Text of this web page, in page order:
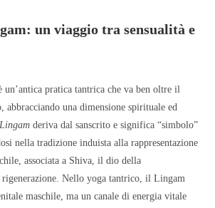
un viaggio tra sensualità e
un’antica pratica tantrica che va ben oltre il
abbracciando una dimensione spirituale ed
Lingam deriva dal sanscrito e significa “simbolo”
nella tradizione induista alla rappresentazione
associata a Shiva, il dio della
rigenerazione. Nello yoga tantrico, il Lingam
maschile, ma un canale di energia vitale